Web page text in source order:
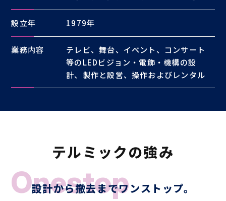
設立年 1979年
業務内容
テレビ、舞台、イベント、コンサート
等のLEDビジョン・電飾・機構の設
計、製作と設営、操作およびレンタル
テルミックの強み
設計から撤去までワンストップ。
Onestop